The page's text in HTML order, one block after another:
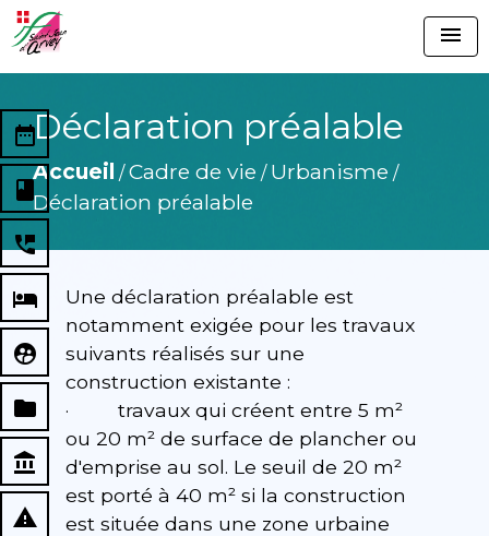
menu
Déclaration préalable
Accueil /Cadre de vie / Urbanisme /
Déclaration préalable
date_range
book
perm_phone_msg
local_hotel
supervised_user_circle
folder
account_balance
report_problem
Une déclaration préalable est
notamment exigée pour les travaux
suivants réalisés sur une
construction existante :
· travaux qui créent entre 5 m²
ou 20 m² de surface de plancher ou
d'emprise au sol. Le seuil de 20 m²
est porté à 40 m² si la construction
est située dans une zone urbaine